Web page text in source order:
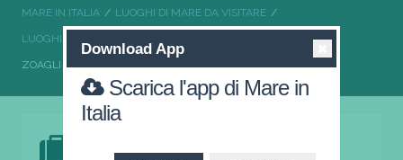
MARE IN ITALIA LUOGHI DI MARE DA VISITARE
LUOGHI DI MARE DA VISITARE LIGURIA
ZOAGLI UNA LOCALITÀ DI MARE INCANTEVOLE
Download App
Scarica l'app di Mare in
Italia